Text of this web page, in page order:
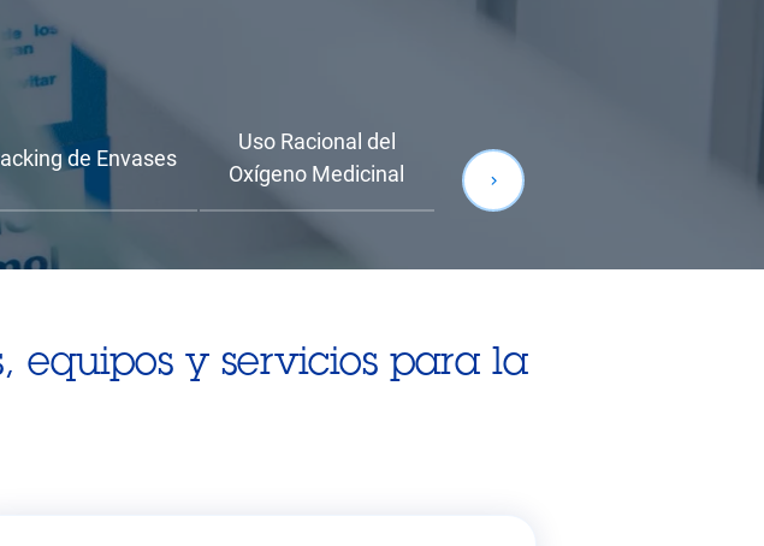
de Envases
Uso Racional del
Oxígeno Medicinal
equipos y servicios para la